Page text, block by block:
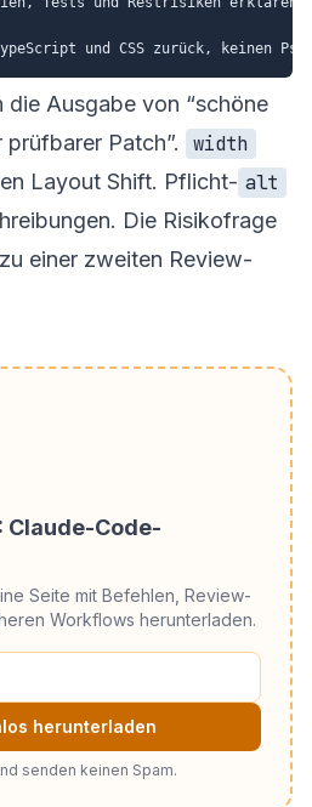
die Ausgabe von “schöne
prüfbarer Patch”.
width
Layout Shift. Pflicht- alt
Die Risikofrage
einer zweiten Review-
Claude-Code-
Seite mit Befehlen, Review-
Workflows herunterladen.
herunterladen
senden keinen Spam.